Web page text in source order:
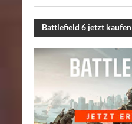
Battlefield 6 jetzt kaufen